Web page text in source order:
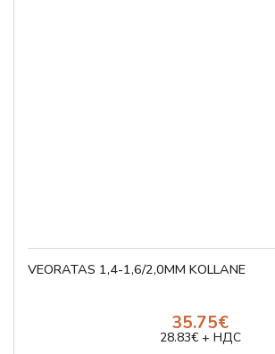
VEORATAS 1,4-1,6/2,0MM KOLLANE
35.75€
28.83€ + НДС